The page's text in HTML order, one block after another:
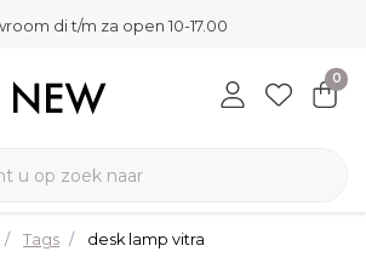
di t/m za open 10-17.00
0
Tags desk lamp vitra